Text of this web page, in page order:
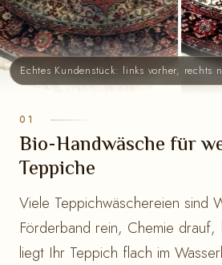
Echtes Kundenstück: links vorher, rechts
Bio-Handwäsche für
Teppiche
Viele Teppichwäschereien sind
Förderband rein, Chemie drauf,
liegt Ihr Teppich flach im